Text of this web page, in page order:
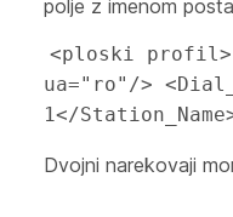
polje z imenom
<ploski profil>
ua="ro"/>
1</
Dvojni narekovaji